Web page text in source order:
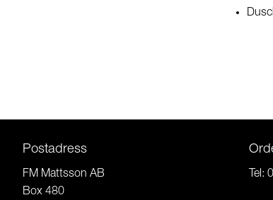
Postadress
FM Mattsson AB
Box 480
Tel: